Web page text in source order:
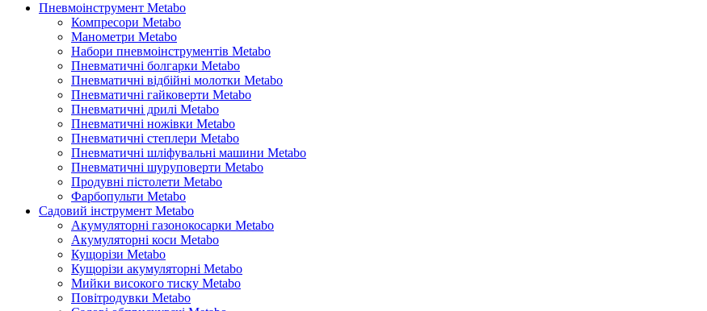
Пневмоінструмент Metabo
Компресори Metabo
Манометри Metabo
Набори пневмоінструментів Metabo
Пневматичні болгарки Metabo
Пневматичні відбійні молотки Metabo
Пневматичні гайковерти Metabo
Пневматичні дрилі Metabo
Пневматичні ножівки Metabo
Пневматичні степлери Metabo
Пневматичні шліфувальні машини Metabo
Пневматичні шуруповерти Metabo
Продувні пістолети Metabo
Фарбопульти Metabo
Садовий інструмент Metabo
Акумуляторні газонокосарки Metabo
Акумуляторні коси Metabo
Кущорізи Metabo
Кущорізи акумуляторні Metabo
Мийки високого тиску Metabo
Повітродувки Metabo